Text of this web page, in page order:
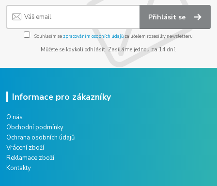
Přihlásit se
Souhlasím se zpracováním osobních údajůza účelem rozesílky newsletteru.
Můžete se kdykoli odhlásit. Zasíláme jednou za 14 dní.
Informace pro zákazníky
O nás
Obchodní podmínky
Ochrana osobních údajů
Vrácení zboží
Reklamace zboží
Kontakty